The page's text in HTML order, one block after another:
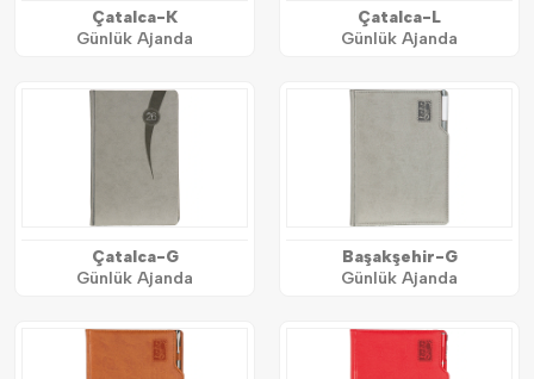
Çatalca-K
Günlük Ajanda
Çatalca-L
Günlük Ajanda
Çatalca-G
Günlük Ajanda
Başakşehir-G
Günlük Ajanda